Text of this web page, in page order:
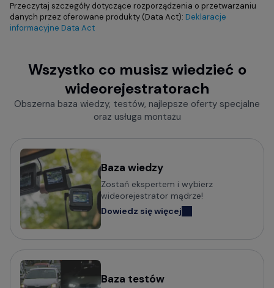
Przeczytaj szczegóły dotyczące rozporządzenia o przetwarzaniu
danych przez oferowane produkty (Data Act): Deklaracje
informacyjne Data Act
Wszystko co musisz wiedzieć o
wideorejestratorach
Obszerna baza wiedzy, testów, najlepsze oferty specjalne
oraz usługa montażu
Baza wiedzy
Zostań ekspertem i wybierz
wideorejestrator mądrze!
Dowiedz się więcej
Baza testów